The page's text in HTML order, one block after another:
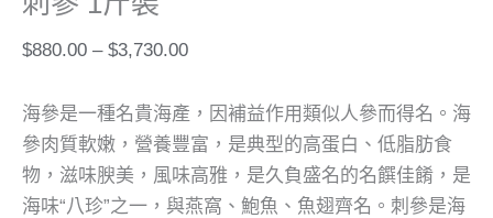
$880.00 – $3,730.00
海參是一種名貴海產，因補益作用類似人參而得名。海
參肉質軟嫩，營養豐富，是典型的高蛋白、低脂肪食
物，滋味腴美，風味高雅，是久負盛名的名饌佳餚，是
海味“八珍”之一，與燕窩、鮑魚、魚翅齊名。刺參是海